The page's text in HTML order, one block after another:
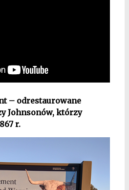
– odrestaurowane
Johnsonów, którzy
r.